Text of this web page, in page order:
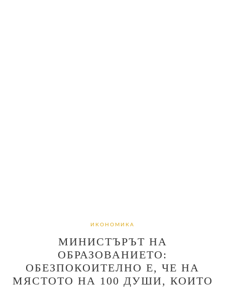
ИКОНОМИКА
МИНИСТЪРЪТ НА
ОБРАЗОВАНИЕТО:
ОБЕЗПОКОИТЕЛНО Е, ЧЕ НА
МЯСТОТО НА 100 ДУШИ, КОИТО